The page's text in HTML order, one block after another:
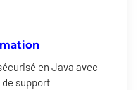
en Java avec
support